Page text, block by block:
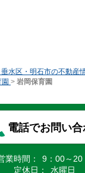
水区・明石市の不動産
園 > 岩岡保育園
電話でお問い
業時間：
9：00～20
定休日：
水曜日